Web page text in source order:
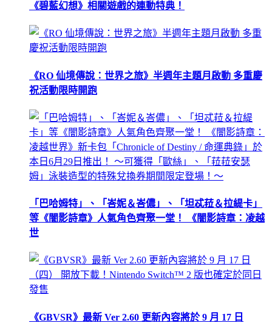
《碧藍幻想》相關遊戲的連動特典！
《RO 仙境傳說：世界之旅》半週年主題月啟動 多重慶
祝活動限時開跑
「巴哈姆特」、「峇妮＆峇儂」、「坦忒菈＆拉緹卡」
等《闇影詩章》人氣角色齊聚一堂！ 《闇影詩章：凌越
世
《GBVSR》最新 Ver 2.60 更新內容將於 9 月 17 日